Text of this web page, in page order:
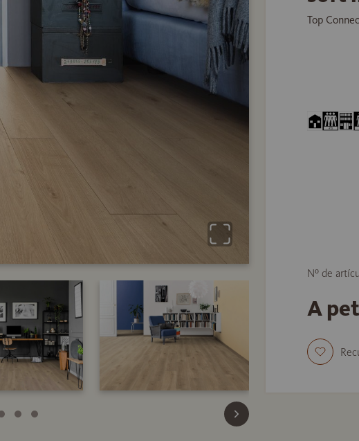
Top
Nº de
A